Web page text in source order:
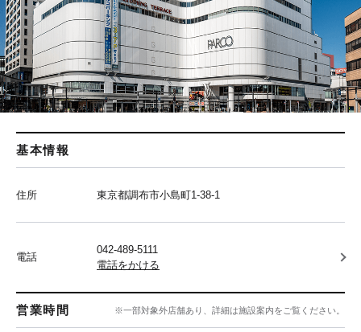
基本情報
住所 東京都調布市小島町1-38-1
電話
042-489-5111
電話をかける
営業時間 ※一部対象外店舗あり、詳細は施設案内をご覧ください。